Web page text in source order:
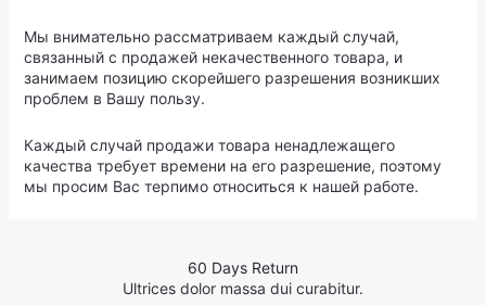
Мы внимательно рассматриваем каждый случай,
связанный с продажей некачественного товара, и
занимаем позицию скорейшего разрешения возникших
проблем в Вашу пользу.
Каждый случай продажи товара ненадлежащего
качества требует времени на его разрешение, поэтому
мы просим Вас терпимо относиться к нашей работе.
60 Days Return
Ultrices dolor massa dui curabitur.